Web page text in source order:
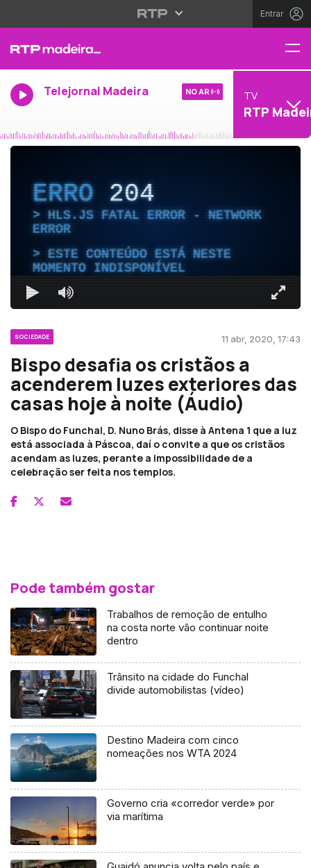
Entrar
Telejornal Madeira NO AR TV
RTP
ERRO204
HLS.JS FATAL ERROR - NETWORK
ERROR
ESTE CONTEÚDO ESTÁ NESTE
MOMENTO INDISPONÍVEL
SOCIEDADE 11 abr, 2020, 17:43
Bispo desafia os cristãos a
acenderem luzes exteriores das
casas hoje à noite (Áudio)
O Bispo do Funchal, D. Nuno Brás, disse à Antena 1 que a luz
está associada à Páscoa, daí o convite a que os cristãos
acendam as luzes, perante a impossibilidade de a
celebração ser feita nos templos.
Pode também gostar
Trabalhos de remoção de entulho
na costa norte vão continuar noite
dentro
Trânsito na cidade do Funchal
divide automobilistas (vídeo)
Destino Madeira com cinco
nomeações nos WTA 2024
Governo cria «corredor verde» por
via marítima